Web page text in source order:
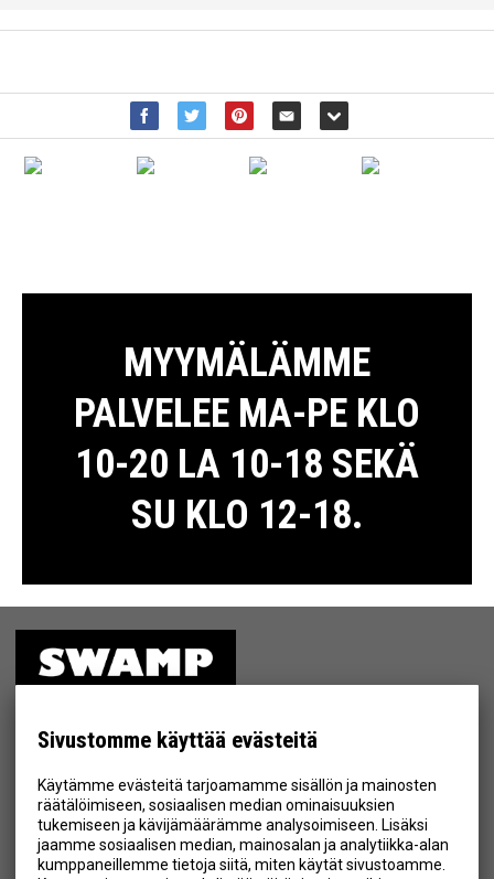
Sivustomme käyttää evästeitä
Käytämme evästeitä tarjoamamme sisällön ja mainosten
räätälöimiseen, sosiaalisen median ominaisuuksien
tukemiseen ja kävijämäärämme analysoimiseen. Lisäksi
jaamme sosiaalisen median, mainosalan ja analytiikka-alan
kumppaneillemme tietoja siitä, miten käytät sivustoamme.
MYYMÄLÄMME
PALVELEE MA-PE KLO
10-20 LA 10-18 SEKÄ
SU KLO 12-18.
MYYMÄLÄ
YHTEYSTIEDOT